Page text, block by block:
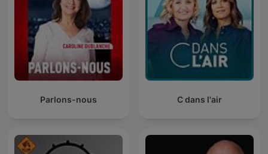
Parlons-nous C dans l'air